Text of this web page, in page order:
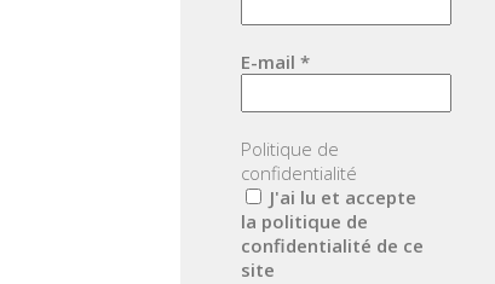
E-mail *
Politique de
confidentialité
J'ai lu et accepte
la politique de
confidentialité de ce
site